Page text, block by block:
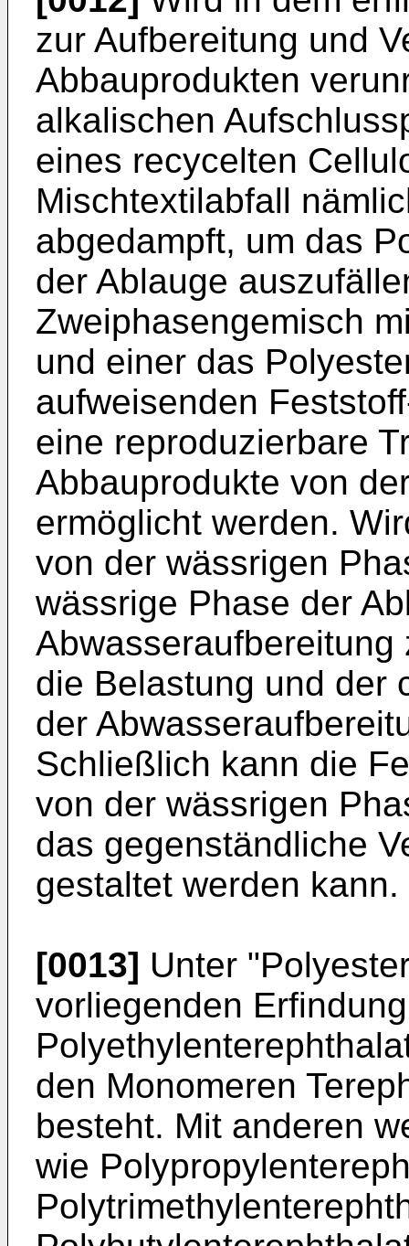
zur Aufbereitung und
Abbauprodukten
alkalischen
eines recycelten
Mischtextilabfall
abgedampft, um das
der Ablauge
Zweiphasengemisch
und einer das
aufweisenden
eine reproduzierbare
Abbauprodukte von
ermöglicht werden.
von der wässrigen
wässrige Phase der
die Belastung und der
der
Schließlich kann die
von der wässrigen
das gegenständliche
gestaltet werden kann.
[0013] Unter
vorliegenden
den Monomeren
besteht. Mit anderen
wie